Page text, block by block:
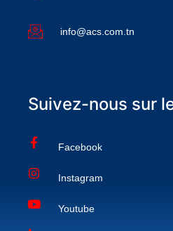
info@acs.com.tn
Suivez-nous sur
Facebook
Instagram
Youtube